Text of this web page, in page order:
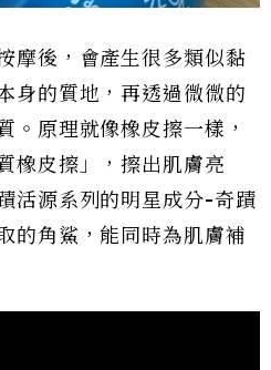
摩後，會產生很多類似黏
身的質地，再透過微微的
。原理就像橡皮擦一樣，
橡皮擦」，擦出肌膚亮
活源系列的明星成分-奇蹟
的角鯊，能同時為肌膚補